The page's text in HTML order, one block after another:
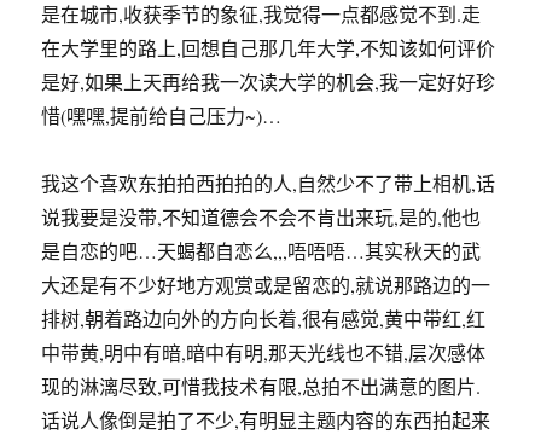
是在城市,收获季节的象征,我觉得一点都感觉不到.走
在大学里的路上,回想自己那几年大学,不知该如何评价
是好,如果上天再给我一次读大学的机会,我一定好好珍
惜(嘿嘿,提前给自己压力~)…
我这个喜欢东拍拍西拍拍的人,自然少不了带上相机,话
说我要是没带,不知道德会不会不肯出来玩,是的,他也
是自恋的吧…天蝎都自恋么,,,唔唔唔…其实秋天的武
大还是有不少好地方观赏或是留恋的,就说那路边的一
排树,朝着路边向外的方向长着,很有感觉,黄中带红,红
中带黄,明中有暗,暗中有明,那天光线也不错,层次感体
现的淋漓尽致,可惜我技术有限,总拍不出满意的图片.
话说人像倒是拍了不少,有明显主题内容的东西拍起来